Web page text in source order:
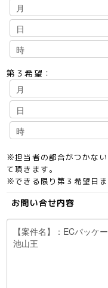
第３希望：
※担当者の都合がつかな
て頂きます。
※できる限り第３希望日ま
お問い合せ内容